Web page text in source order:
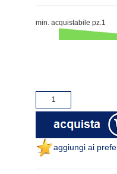
min. acquistabile pz.1
aggiungi ai